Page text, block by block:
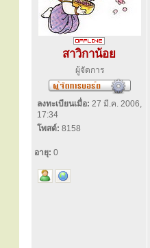
สาวิกาน้อย
ผู้จัดการ
ลงทะเบียนเมื่อ: 27 มี.ค. 2006,
17:34
โพสต์: 8158
อายุ: 0